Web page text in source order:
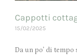
Cappotti
15/02/2025
Da un po’ di